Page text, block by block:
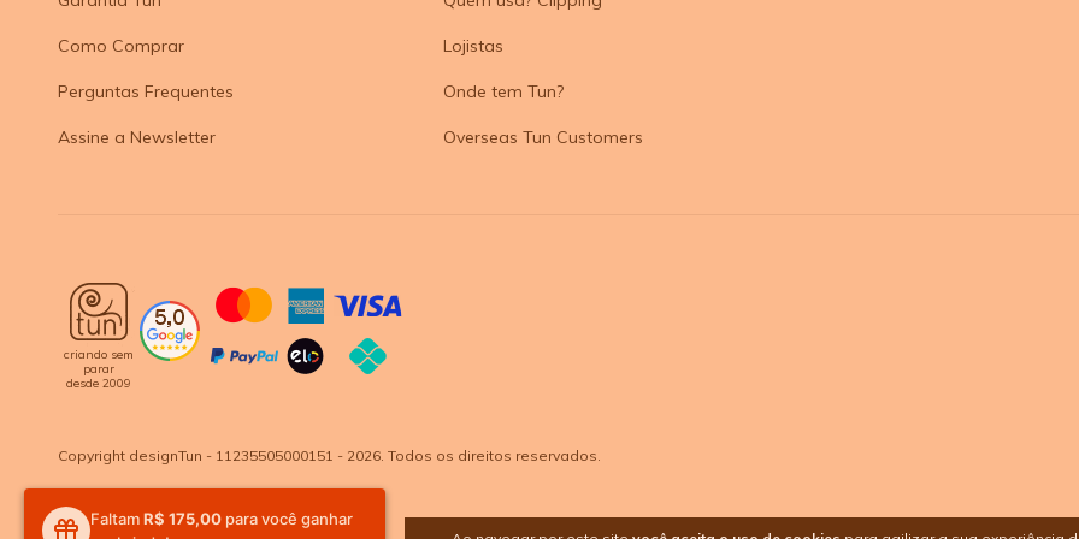
Como Comprar
Perguntas Frequentes
Assine a Newsletter
Lojistas
Onde tem Tun?
Overseas Tun Customers
criando sem
parar
desde 2009
Copyright designTun - 11235505000151 - 2026. Todos os direitos reservados.
FaltamR$ 175,00 para você ganhar